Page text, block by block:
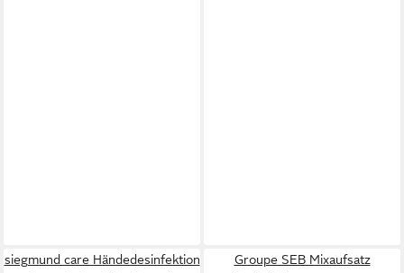
siegmund care Händedesinfektion
Groupe SEB Mixaufsatz